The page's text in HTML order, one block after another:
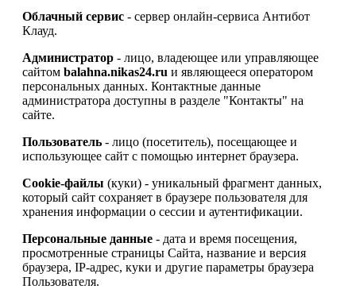
Облачный сервис - сервер онлайн-сервиса Антибот
Клауд.
Администратор - лицо, владеющее или управляющее
сайтом balahna.nikas24.ru и являющееся оператором
персональных данных. Контактные данные
администратора доступны в разделе "Контакты" на
сайте.
Пользователь - лицо (посетитель), посещающее и
использующее сайт с помощью интернет браузера.
Cookie-файлы (куки) - уникальный фрагмент данных,
который сайт сохраняет в браузере пользователя для
хранения информации о сессии и аутентификации.
Персональные данные - дата и время посещения,
просмотренные страницы Сайта, название и версия
браузера, IP-адрес, куки и другие параметры браузера
Пользователя.